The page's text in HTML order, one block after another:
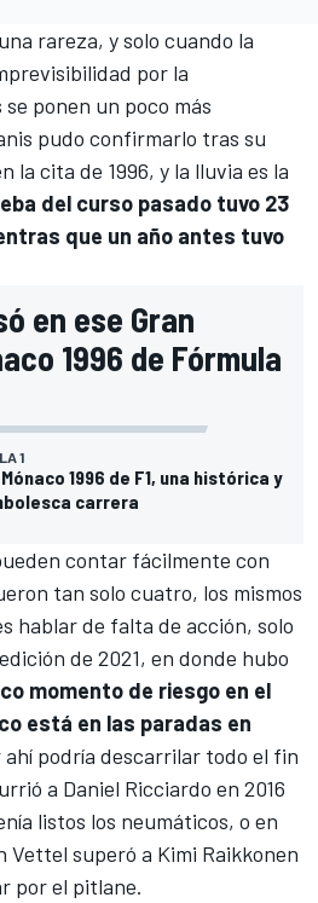
rareza, y solo cuando la
por la
ponen un poco más
pudo confirmarlo tras su
cita de 1996, y la lluvia es la
del curso pasado tuvo 23
que un año antes tuvo
en ese Gran
1996 de Fórmula
1
Mónaco 1996 de F1, una histórica y
carrera
contar fácilmente con
tan solo cuatro, los mismos
hablar de falta de acción, solo
de 2021, en donde hubo
momento de riesgo en el
está en las paradas en
podría descarrilar todo el fin
a Daniel Ricciardo en 2016
listos los neumáticos, o en
Vettel superó a Kimi Raikkonen
por el pitlane.